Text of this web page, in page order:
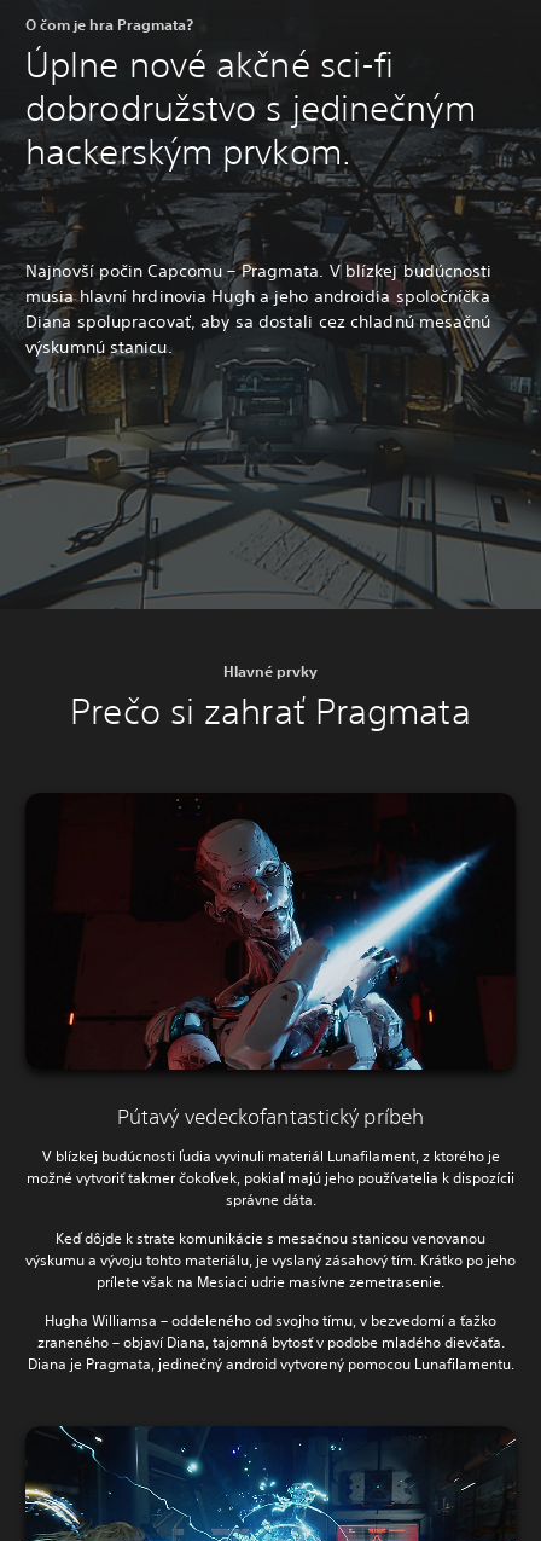
O čom je hra Pragmata?
Úplne nové akčné sci-fi
dobrodružstvo s jedinečným
hackerským prvkom.
Najnovší počin Capcomu – Pragmata. V blízkej budúcnosti
musia hlavní hrdinovia Hugh a jeho androidia spoločníčka
Diana spolupracovať, aby sa dostali cez chladnú mesačnú
výskumnú stanicu.
Hlavné prvky
Prečo si zahrať Pragmata
Pútavý vedeckofantastický príbeh
V blízkej budúcnosti ľudia vyvinuli materiál Lunafilament, z ktorého je
možné vytvoriť takmer čokoľvek, pokiaľ majú jeho používatelia k dispozícii
správne dáta.
Keď dôjde k strate komunikácie s mesačnou stanicou venovanou
výskumu a vývoju tohto materiálu, je vyslaný zásahový tím. Krátko po jeho
prílete však na Mesiaci udrie masívne zemetrasenie.
Hugha Williamsa – oddeleného od svojho tímu, v bezvedomí a ťažko
zraneného – objaví Diana, tajomná bytosť v podobe mladého dievčaťa.
Diana je Pragmata, jedinečný android vytvorený pomocou Lunafilamentu.